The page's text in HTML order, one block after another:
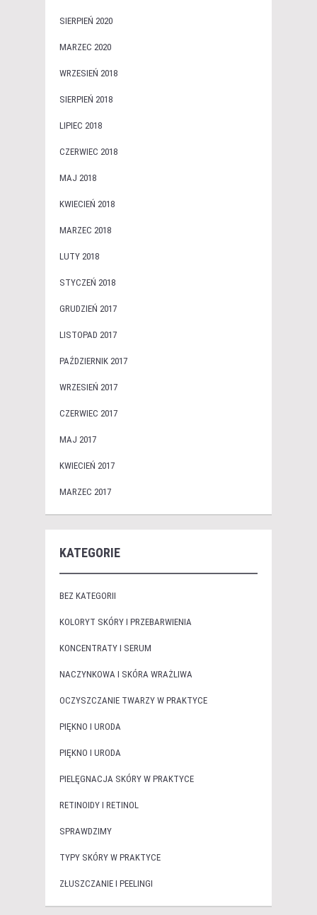
SIERPIEŃ 2020
MARZEC 2020
WRZESIEŃ 2018
SIERPIEŃ 2018
LIPIEC 2018
CZERWIEC 2018
MAJ 2018
KWIECIEŃ 2018
MARZEC 2018
LUTY 2018
STYCZEŃ 2018
GRUDZIEŃ 2017
LISTOPAD 2017
PAŹDZIERNIK 2017
WRZESIEŃ 2017
CZERWIEC 2017
MAJ 2017
KWIECIEŃ 2017
MARZEC 2017
KATEGORIE
BEZ KATEGORII
KOLORYT SKÓRY I PRZEBARWIENIA
KONCENTRATY I SERUM
NACZYNKOWA I SKÓRA WRAŻLIWA
OCZYSZCZANIE TWARZY W PRAKTYCE
PIĘKNO I URODA
PIĘKNO I URODA
PIELĘGNACJA SKÓRY W PRAKTYCE
RETINOIDY I RETINOL
SPRAWDZIMY
TYPY SKÓRY W PRAKTYCE
ZŁUSZCZANIE I PEELINGI